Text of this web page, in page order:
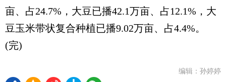
亩、占24.7%，大豆已播42.1万亩、占12.1%，大
豆玉米带状复合种植已播9.02万亩、占4.4%。
(完)
编辑：孙婷婷